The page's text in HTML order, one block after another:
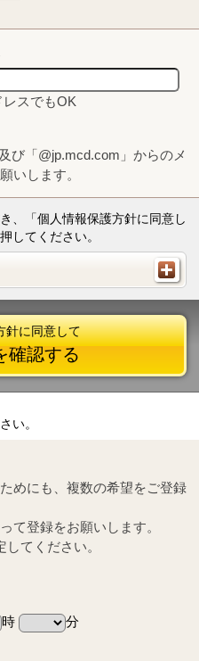
スでもOK
び「@jp.mcd.com」からのメ
いします。
、「個人情報保護方針に同意し
してください。
針に同意して
確認する
い。
めにも、複数の希望をご登録
て登録をお願いします。
てください。
時
分